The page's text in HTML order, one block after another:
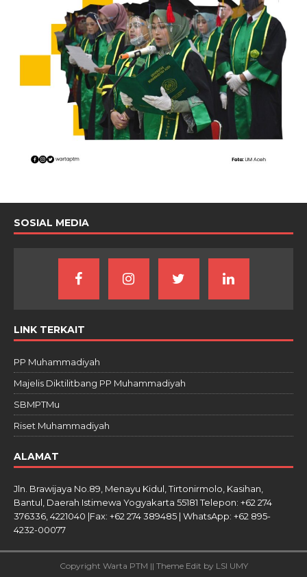
SOSIAL MEDIA
LINK TERKAIT
PP Muhammadiyah
Majelis Diktilitbang PP Muhammadiyah
SBMPTMu
Riset Muhammadiyah
ALAMAT
Jln. Brawijaya No.89, Menayu Kidul, Tirtonirmolo, Kasihan,
Bantul, Daerah Istimewa Yogyakarta 55181 Telepon: +62 274
376336, 4221040 |Fax: +62 274 389485 | WhatsApp: +62 895-
4232-00077
Copyright Warta PTM || Theme Edit by LSI UMY